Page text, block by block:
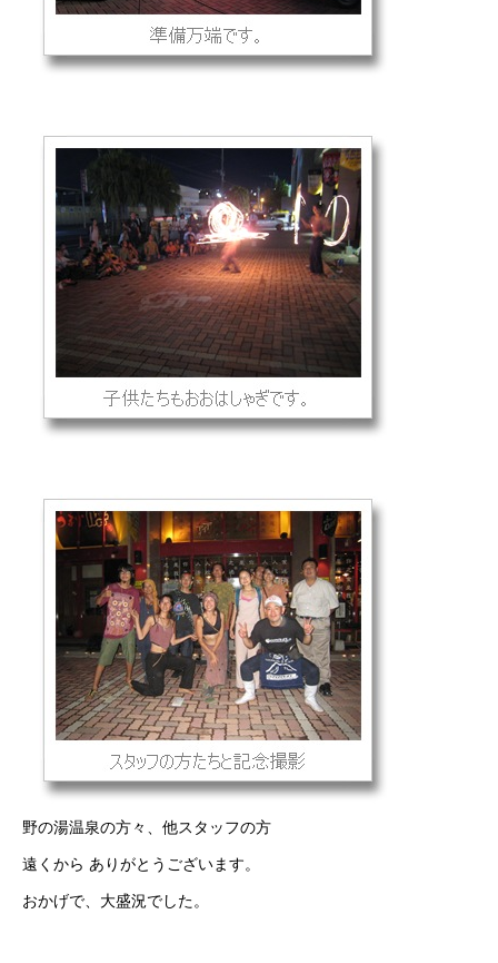
野の湯温泉の方々、他スタッフの方
遠くから ありがとうございます。
おかげで、大盛況でした。